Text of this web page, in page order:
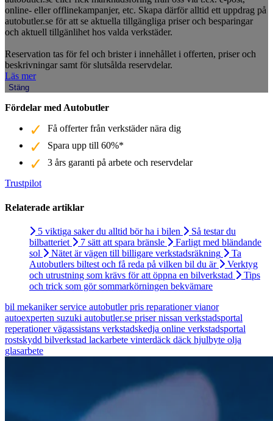
online- eller offlinekampanjer, etc. Skapa därför alltid ett uppdrag på
autobutler.se för att se aktuella tillgängliga priser och besparingar
och aktuell tillgänlihet hos valda verkstäder.
Reservation tas för fel och brister i innehållet i offerten, priser och
beskrivningar samt för slutsålda reservdelar.
Läs mer
Stäng
Fördelar med Autobutler
Få offerter från verkstäder nära dig
Spara upp till 60%*
3 års garanti på arbete och reservdelar
Trustpilot
Relaterade artiklar
5 viktiga saker du alltid bör ha i bilen
Så testar du
bilbatteriet
7 sätt att spara bränsle
Farligt med bländande
sol
Nätet är vägen till billigare verkstadsräkning
Ta
Autobutlers biltest och få reda på vilken bil du är
Verktyg
och utrustning som krävs för att öppna en bilverkstad
Tips
och trick som gör sommarkörningen bekvämare
bil mekanikerservice autobutlerpris reparationervianor
autoexperten suzuki autobutler.se prisernissan verkstadsportal
reperationervägassistans verkstadskedja online verkstadsportal
rostskydd bilverkstad lackarbete vinterdäck däck hjulbyte olja
glasarbete